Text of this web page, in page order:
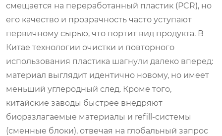
смещается на переработанный пластик (PCR), но
его качество и прозрачность часто уступают
первичному сырью, что портит вид продукта. В
Китае технологии очистки и повторного
использования пластика шагнули далеко вперед:
материал выглядит идентично новому, но имеет
меньший углеродный след. Кроме того,
китайские заводы быстрее внедряют
биоразлагаемые материалы и refill-системы
(сменные блоки), отвечая на глобальный запрос